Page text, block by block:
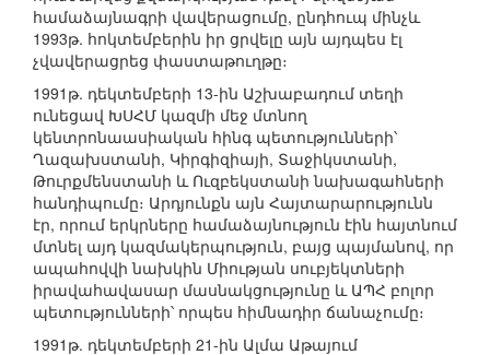
համաձայնագրի վավերացումը, ընդհուպ մինչև
1993թ. հոկտեմբերին իր ցրվելը այն այդպես էլ
չվավերացրեց փաստաթուղթը։
1991թ. դեկտեմբերի 13-ին Աշխաբադում տեղի
ունեցավ ԽՍՀՄ կազմի մեջ մտնող
կենտրոնաասիական հինգ պետությունների՝
Ղազախստանի, Կիրգիզիայի, Տաջիկստանի,
Թուրքմենստանի և Ուզբեկստանի նախագահների
հանդիպումը։ Արդյունքն այն Հայտարարությունն
էր, որում երկրները համաձայնություն էին հայտնում
մտնել այդ կազմակերպություն, բայց պայմանով, որ
ապահովվի նախկին Միության սուբյեկտների
իրավահավասար մասնակցությունը և ԱՊՀ բոլոր
պետությունների՝ որպես հիմնադիր ճանաչումը։
1991թ. դեկտեմբերի 21-ին Ալմա Աթայում